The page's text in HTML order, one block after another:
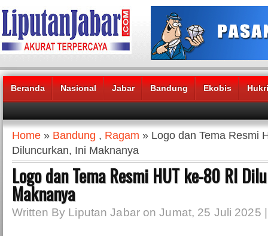
Beranda Nasional Jabar Bandung Ekobis
Headlines News :
Home » Bandung , Ragam » Logo dan Tema Resmi
Diluncurkan, Ini Maknanya
Logo dan Tema Resmi HUT ke-80 RI
Maknanya
Written By Liputan Jabar on Jumat, 25 Juli 2025